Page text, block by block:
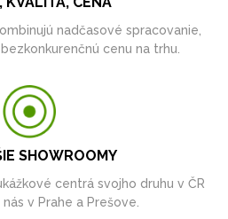
nadčasové spracovanie,
cenu na trhu.
SHOWROOMY
centrá svojho druhu v ČR
v Prahe a Prešove.